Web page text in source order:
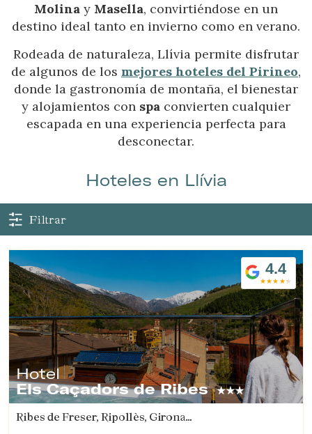
Gestionar mi reserva
Molina y Masella, convirtiéndose en un
destino ideal tanto en invierno como en verano.
Rodeada de naturaleza, Llívia permite disfrutar
de algunos de los mejores hoteles del Pirineo,
donde la gastronomía de montaña, el bienestar
y alojamientos con spa convierten cualquier
escapada en una experiencia perfecta para
desconectar.
Hoteles en Llívia
Filtrar
4.4
Hotel
Els Caçadors de Ribes
Ribes de Freser, Ripollès, Girona